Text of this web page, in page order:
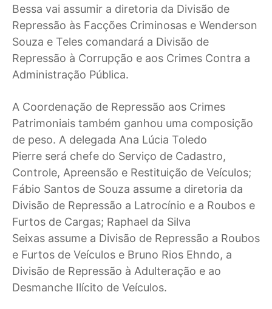
Bessa vai assumir a diretoria da Divisão de
Repressão às Facções Criminosas e Wenderson
Souza e Teles comandará a Divisão de
Repressão à Corrupção e aos Crimes Contra a
Administração Pública.
A Coordenação de Repressão aos Crimes
Patrimoniais também ganhou uma composição
de peso. A delegada Ana Lúcia Toledo
Pierre será chefe do Serviço de Cadastro,
Controle, Apreensão e Restituição de Veículos;
Fábio Santos de Souza assume a diretoria da
Divisão de Repressão a Latrocínio e a Roubos e
Furtos de Cargas; Raphael da Silva
Seixas assume a Divisão de Repressão a Roubos
e Furtos de Veículos e Bruno Rios Ehndo, a
Divisão de Repressão à Adulteração e ao
Desmanche Ilícito de Veículos.